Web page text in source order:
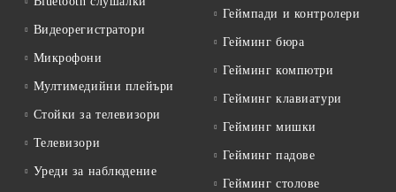
Видеорегистратори
Микрофони
Мултимедийни плейъри
Стойки за телевизори
Телевизори
Уреди за наблюдение
Геймпади и контролери
Гейминг бюра
Гейминг компютри
Гейминг клавиатури
Гейминг мишки
Гейминг падове
Гейминг столове